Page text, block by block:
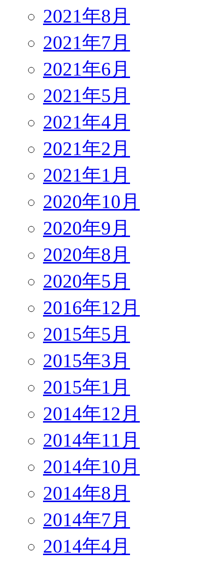
2021年8月
2021年7月
2021年6月
2021年5月
2021年4月
2021年2月
2021年1月
2020年10月
2020年9月
2020年8月
2020年5月
2016年12月
2015年5月
2015年3月
2015年1月
2014年12月
2014年11月
2014年10月
2014年8月
2014年7月
2014年4月